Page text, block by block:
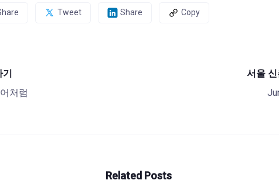
Tweet Share Copy
기
처럼
서울
Related Posts